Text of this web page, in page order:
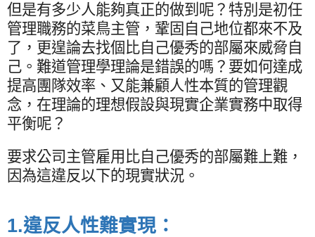
但是有多少人能夠真正的做到呢？特別是初任
管理職務的菜鳥主管，鞏固自己地位都來不及
了，更遑論去找個比自己優秀的部屬來威脅自
己。難道管理學理論是錯誤的嗎？要如何達成
提高團隊效率、又能兼顧人性本質的管理觀
念，在理論的理想假設與現實企業實務中取得
平衡呢？
要求公司主管雇用比自己優秀的部屬難上難，
因為這違反以下的現實狀況。
1.違反人性難實現：